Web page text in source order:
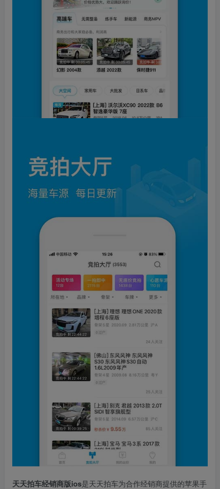
天天拍车经销商版ios是天天拍车为合作经销商提供的苹果手